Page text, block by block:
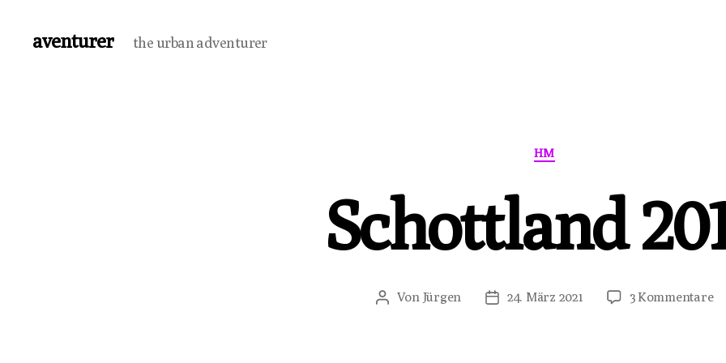
aventurer the urban adventurer
Kategorien
HM
Schottland
Beitragsautor
Von Jürgen Veröffentlichungsdatum
24. März 2021 3 Kommentarezu